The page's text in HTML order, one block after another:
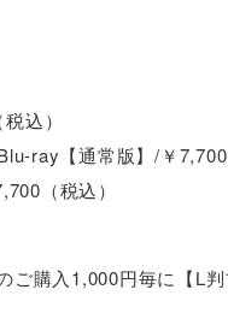
込）
ray【通常版】/￥7,700
（税込）
購入1,000円毎に【L判